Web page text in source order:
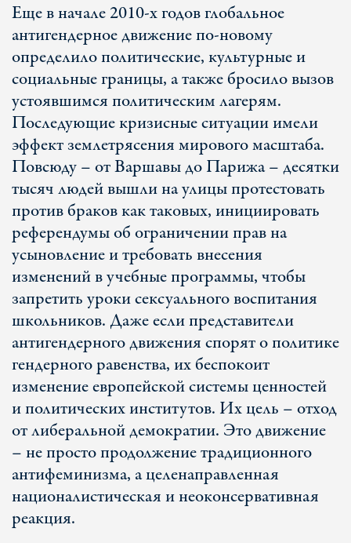
Еще в начале 2010-х годов глобальное
антигендерное движение по-новому
определило политические, культурные и
социальные границы, а также бросило вызов
устоявшимся политическим лагерям.
Последующие кризисные ситуации имели
эффект землетрясения мирового масштаба.
Повсюду – от Варшавы до Парижа – десятки
тысяч людей вышли на улицы протестовать
против браков как таковых, инициировать
референдумы об ограничении прав на
усыновление и требовать внесения
изменений в учебные программы, чтобы
запретить уроки сексуального воспитания
школьников. Даже если представители
антигендерного движения спорят о политике
гендерного равенства, их беспокоит
изменение европейской системы ценностей
и политических институтов. Их цель – отход
от либеральной демократии. Это движение
– не просто продолжение традиционного
антифеминизма, а целенаправленная
националистическая и неоконсервативная
реакция.